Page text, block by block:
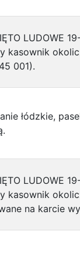
LUDOWE
kasownik
001).
łódzkie,
LUDOWE
kasownik
na karcie